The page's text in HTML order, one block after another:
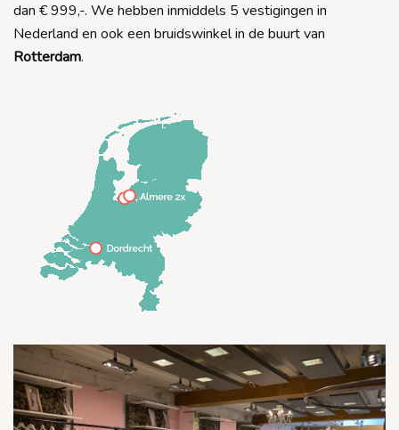
dan € 999,-. We hebben inmiddels 5 vestigingen in
Nederland en ook een bruidswinkel in de buurt van
Rotterdam.